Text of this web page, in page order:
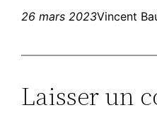
26 mars 2023Vincent
Laisser un